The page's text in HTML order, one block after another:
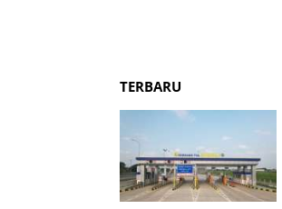
TERBARU